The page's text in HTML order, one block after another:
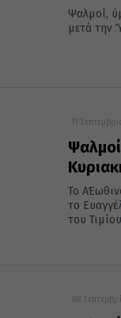
Ψαλμοί,
μετά την
11
Το
το
του
08